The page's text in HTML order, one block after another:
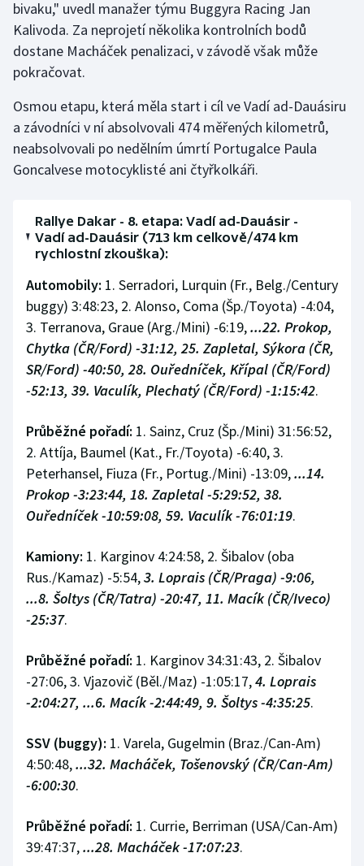
bivaku," uvedl manažer týmu Buggyra Racing Jan
Kalivoda. Za neprojetí několika kontrolních bodů
dostane Macháček penalizaci, v závodě však může
pokračovat.
Osmou etapu, která měla start i cíl ve Vadí ad-Dauásiru
a závodníci v ní absolvovali 474 měřených kilometrů,
neabsolvovali po nedělním úmrtí Portugalce Paula
Goncalvese motocyklisté ani čtyřkolkáři.
Rallye Dakar - 8. etapa: Vadí ad-Dauásir -
Vadí ad-Dauásir (713 km celkově/474 km
rychlostní zkouška):
Automobily: 1. Serradori, Lurquin (Fr., Belg./Century
buggy) 3:48:23, 2. Alonso, Coma (Šp./Toyota) -4:04,
3. Terranova, Graue (Arg./Mini) -6:19,...22. Prokop,
Chytka (ČR/Ford) -31:12, 25. Zapletal, Sýkora (ČR,
SR/Ford) -40:50, 28. Ouředníček, Křípal (ČR/Ford)
-52:13, 39. Vaculík, Plechatý (ČR/Ford) -1:15:42.
Průběžné pořadí: 1. Sainz, Cruz (Šp./Mini) 31:56:52,
2. Attíja, Baumel (Kat., Fr./Toyota) -6:40, 3.
Peterhansel, Fiuza (Fr., Portug./Mini) -13:09,...14.
Prokop -3:23:44, 18. Zapletal -5:29:52, 38.
Ouředníček -10:59:08, 59. Vaculík -76:01:19.
Kamiony: 1. Karginov 4:24:58, 2. Šibalov (oba
Rus./Kamaz) -5:54,3. Loprais (ČR/Praga) -9:06,
...8. Šoltys (ČR/Tatra) -20:47, 11. Macík (ČR/Iveco)
-25:37.
Průběžné pořadí: 1. Karginov 34:31:43, 2. Šibalov
-27:06, 3. Vjazovič (Běl./Maz) -1:05:17,4. Loprais
-2:04:27, ...6. Macík -2:44:49, 9. Šoltys -4:35:25.
SSV (buggy): 1. Varela, Gugelmin (Braz./Can-Am)
4:50:48,...32. Macháček, Tošenovský (ČR/Can-Am)
-6:00:30.
Průběžné pořadí: 1. Currie, Berriman (USA/Can-Am)
39:47:37,...28. Macháček -17:07:23.